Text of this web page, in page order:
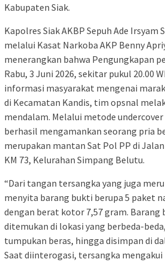
Kabupaten Siak.
Kapolres Siak AKBP Sepuh Ade Irsyam
melalui Kasat Narkoba AKP Benny
menerangkan bahwa Pengungkapan
Rabu, 3 Juni 2026, sekitar pukul 20.00
informasi masyarakat mengenai
di Kecamatan Kandis, tim opsnal
mendalam. Melalui metode
berhasil mengamankan seorang pria
merupakan mantan Sat Pol PP di
KM 73, Kelurahan Simpang Belutu.
“Dari tangan tersangka yang juga
menyita barang bukti berupa 5 paket
dengan berat kotor 7,57 gram.
ditemukan di lokasi yang berbeda-
tumpukan beras, hingga disimpan di
Saat diinterogasi, tersangka